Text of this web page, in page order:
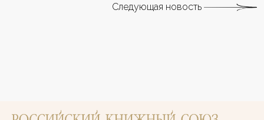
Следующая новость